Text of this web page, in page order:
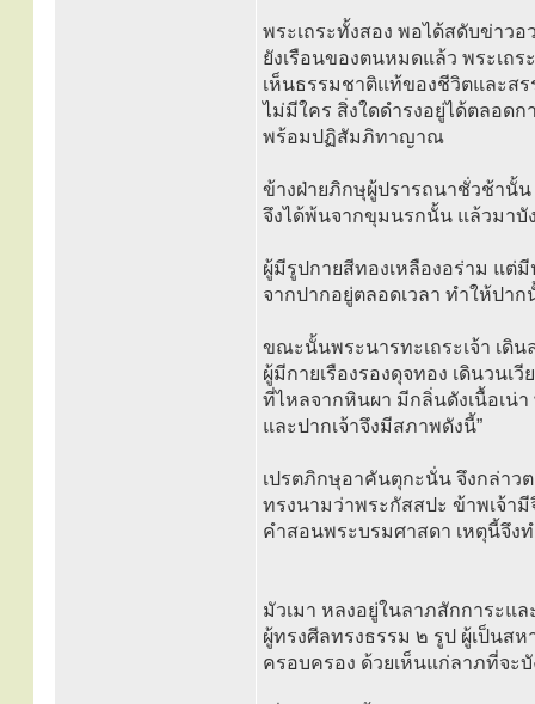
พระเถระทั้งสอง พอได้สดับข่าว
ยังเรือนของตนหมดแล้ว พระเ
เห็นธรรมชาติแท้ของชีวิตและสร
ไม่มีใคร สิ่งใดดำรงอยู่ได้ตลอด
พร้อมปฏิสัมภิทาญาณ
ข้างฝ่ายภิกษุผู้ปรารถนาชั่วช้านั้น
จึงได้พ้นจากขุมนรกนั้น แล้วมาบัง
ผู้มีรูปกายสีทองเหลืองอร่าม แ
จากปากอยู่ตลอดเวลา ทำให้ปา
ขณะนั้นพระนารทะเถระเจ้า เดิ
ผู้มีกายเรืองรองดุจทอง เดินวน
ที่ไหลจากหินผา มีกลิ่นดังเนื้อเน่า
และปากเจ้าจึงมีสภาพดังนี้”
เปรตภิกษุอาคันตุกะนั่น จึงกล่าว
ทรงนามว่าพระกัสสปะ ข้าพเจ้า
คำสอนพระบรมศาสดา เหตุนี้จึง
มัวเมา หลงอยู่ในลาภสักการะแ
ผู้ทรงศีลทรงธรรม ๒ รูป ผู้เป็นส
ครอบครอง ด้วยเห็นแก่ลาภที่จะบั